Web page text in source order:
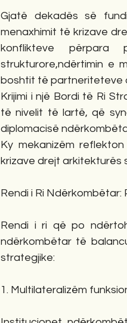
Gjatë dekadës së
menaxhimit të krizave
konflikteve përpara
strukturore,ndërtimin e
boshtit të partneriteteve
Krijimi i një Bordi të Ri
të nivelit të lartë, që
diplomacisë
Ky mekanizëm
krizave drejt arkitekturës
Rendi i Ri
Rendi i ri që po
ndërkombëtar të
strategjike:
1. Multilateralizëm